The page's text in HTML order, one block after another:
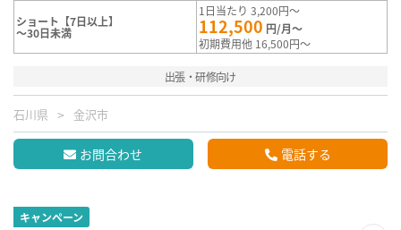
ショート【7日以上】
～30日未満
1日当たり 3,200円～
112,500 円/月～
初期費用他 16,500円～
出張・研修向け
石川県 金沢市
お問合わせ 電話する
キャンペーン